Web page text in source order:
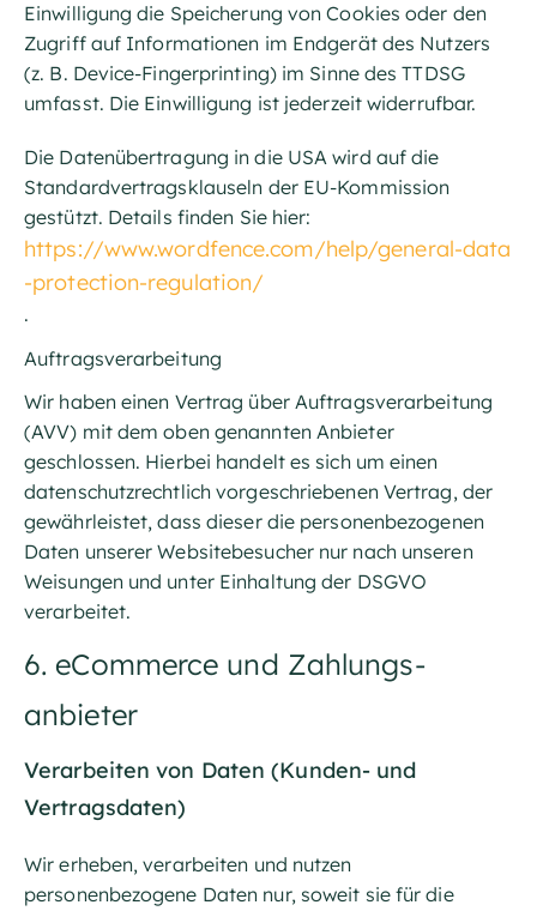
Einwilligung die Speicherung von Cookies oder den
Zugriff auf Informationen im Endgerät des Nutzers
(z. B. Device-Fingerprinting) im Sinne des TTDSG
umfasst. Die Einwilligung ist jederzeit widerrufbar.
Die Datenübertragung in die USA wird auf die
Standardvertragsklauseln der EU-Kommission
gestützt. Details finden Sie hier:
https://www.wordfence.com/help/general-data
-protection-regulation/
.
Auftragsverarbeitung
Wir haben einen Vertrag über Auftragsverarbeitung
(AVV) mit dem oben genannten Anbieter
geschlossen. Hierbei handelt es sich um einen
datenschutzrechtlich vorgeschriebenen Vertrag, der
gewährleistet, dass dieser die personenbezogenen
Daten unserer Websitebesucher nur nach unseren
Weisungen und unter Einhaltung der DSGVO
verarbeitet.
6. eCommerce und Zahlungs­
anbieter
Verarbeiten von Daten (Kunden- und
Vertragsdaten)
Wir erheben, verarbeiten und nutzen
personenbezogene Daten nur, soweit sie für die